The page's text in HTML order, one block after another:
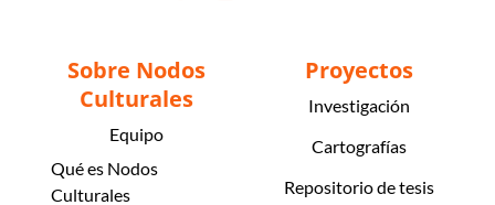
Sobre Nodos
Culturales
Equipo
Qué es Nodos
Culturales
Proyectos
Investigación
Cartografías
Repositorio de tesis